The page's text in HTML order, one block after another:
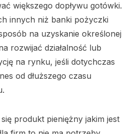
większego dopływu gotówki.
innych niż banki pożyczki
na uzyskanie określonej
rozwijać działalność lub
na rynku, jeśli dotychczas
od dłuższego czasu
produkt pieniężny jakim jest